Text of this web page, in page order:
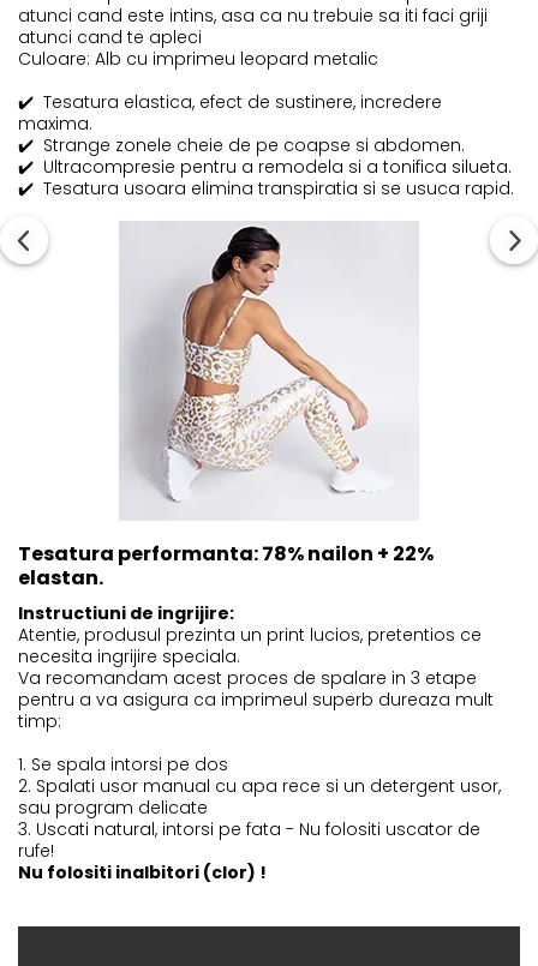
atunci cand este intins, asa ca nu trebuie sa iti faci griji
atunci cand te apleci
Culoare: Alb cu imprimeu leopard metalic
✔️ Tesatura elastica, efect de sustinere, incredere
maxima.
✔️ Strange zonele cheie de pe coapse si abdomen.
✔️ Ultracompresie pentru a remodela si a tonifica silueta.
✔️ Tesatura usoara elimina transpiratia si se usuca rapid.
Tesatura performanta: 78% nailon + 22%
elastan.
Instructiuni de ingrijire:
Atentie, produsul prezinta un print lucios, pretentios ce
necesita ingrijire speciala.
Va recomandam acest proces de spalare in 3 etape
pentru a va asigura ca imprimeul superb dureaza mult
timp:
1. Se spala intorsi pe dos
2. Spalati usor manual cu apa rece si un detergent usor,
sau program delicate
3. Uscati natural, intorsi pe fata - Nu folositi uscator de
rufe!
Nu folositi inalbitori (clor) !